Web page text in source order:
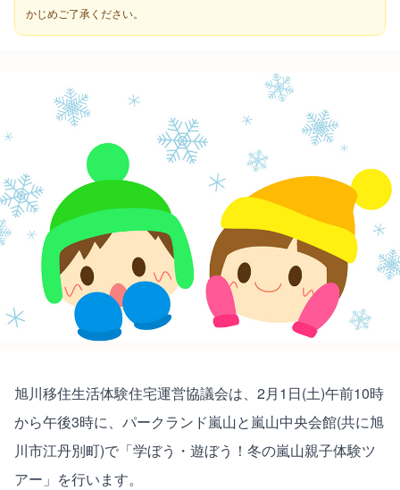
かじめご了承ください。
旭川移住生活体験住宅運営協議会は、2月1日(土)午前10時
から午後3時に、パークランド嵐山と嵐山中央会館(共に旭
川市江丹別町)で「学ぼう・遊ぼう！冬の嵐山親子体験ツ
アー」を行います。